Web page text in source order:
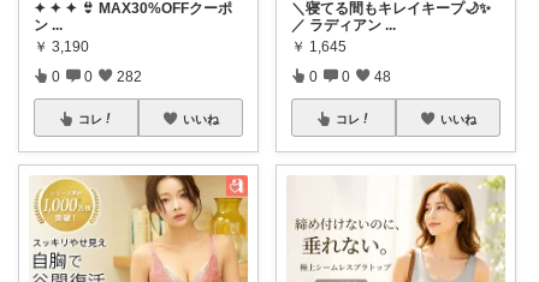
✦ ✦ ✦ 👙 MAX30%OFFクーポ
ン ...
￥ 3,190
0 0 282
コレ いいね
＼寝てる間もキレイキープ🌙✨
／ ラディアン ...
￥ 1,645
0 0 48
コレ いいね